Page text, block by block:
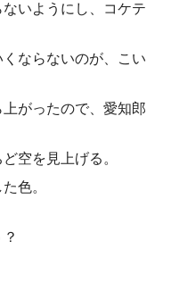
いようにし、コケテ
ならないのが、こい
がったので、愛知郎
空を見上げる。
色。